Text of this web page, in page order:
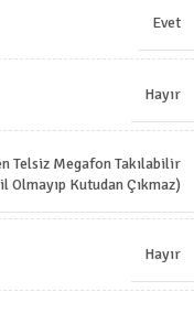
Evet
Hayır
Telsiz Megafon Takılabilir
Olmayıp Kutudan Çıkmaz)
Hayır